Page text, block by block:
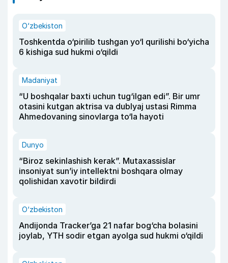
O‘zbekiston
Toshkentda o‘pirilib tushgan yo‘l qurilishi bo‘yicha
6 kishiga sud hukmi o‘qildi
Madaniyat
“U boshqalar baxti uchun tug‘ilgan edi”. Bir umr
otasini kutgan aktrisa va dublyaj ustasi Rimma
Ahmedovaning sinovlarga to‘la hayoti
Dunyo
“Biroz sekinlashish kerak”. Mutaxassislar
insoniyat sun’iy intellektni boshqara olmay
qolishidan xavotir bildirdi
O‘zbekiston
Andijonda Tracker’ga 21 nafar bog‘cha bolasini
joylab, YTH sodir etgan ayolga sud hukmi o‘qildi